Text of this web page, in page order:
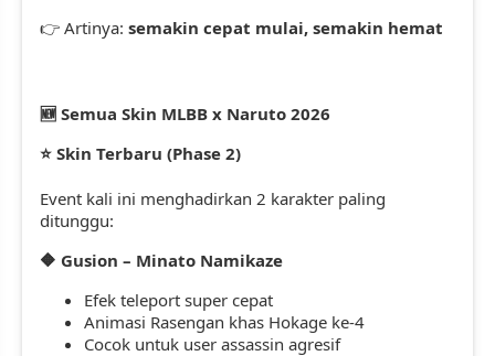
👉 Artinya: semakin cepat mulai, semakin hemat
🆕 Semua Skin MLBB x Naruto 2026
⭐ Skin Terbaru (Phase 2)
Event kali ini menghadirkan 2 karakter paling
ditunggu:
🔶 Gusion – Minato Namikaze
Efek teleport super cepat
Animasi Rasengan khas Hokage ke-4
Cocok untuk user assassin agresif